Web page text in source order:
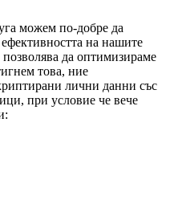
можем по-добре да
на нашите
да оптимизираме
това, ние
лични данни със
при условие че вече